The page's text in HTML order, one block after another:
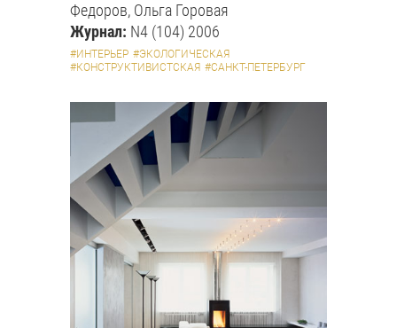
Федоров, Ольга Горовая
Журнал: N4 (104) 2006
#ИНТЕРЬЕР #ЭКОЛОГИЧЕСКАЯ
#КОНСТРУКТИВИСТСКАЯ #САНКТ-ПЕТЕРБУРГ